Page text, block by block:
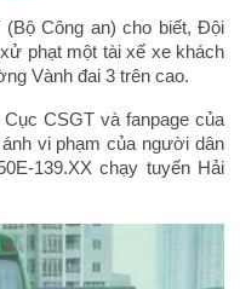
Công an) cho biết, Đội
phạt một tài xế xe khách
Vành đai 3 trên cao.
CSGT và fanpage của
vi phạm của người dân
139.XX chạy tuyến Hải